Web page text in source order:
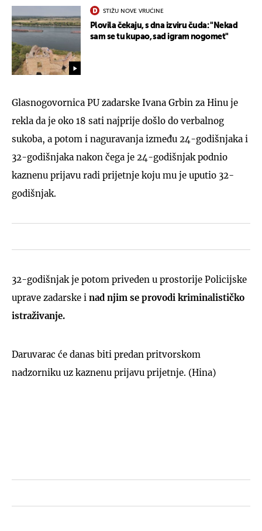
STIŽU NOVE VRUĆINE
Plovila čekaju, s dna izviru čuda: "Nekad
sam se tu kupao, sad igram nogomet"
Glasnogovornica PU zadarske Ivana Grbin za Hinu je
rekla da je oko 18 sati najprije došlo do verbalnog
sukoba, a potom i naguravanja između 24-godišnjaka i
32-godišnjaka nakon čega je 24-godišnjak podnio
kaznenu prijavu radi prijetnje koju mu je uputio 32-
godišnjak.
32-godišnjak je potom priveden u prostorije Policijske
uprave zadarske i nad njim se provodi kriminalističko
istraživanje.
Daruvarac će danas biti predan pritvorskom
nadzorniku uz kaznenu prijavu prijetnje. (Hina)